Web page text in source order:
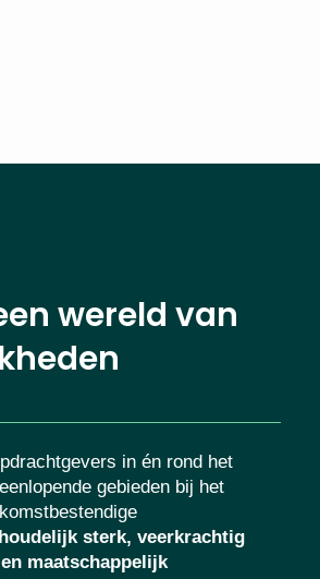
wereld van
in én rond het
gebieden bij het
sterk, veerkrachtig
maatschappelijk